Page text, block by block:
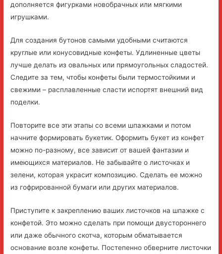
дополняется фигурками новобрачных или мягкими
игрушками.
Для создания бутонов самыми удобными считаются
круглые или конусовидные конфеты. Удлиненные цветы
лучше делать из овальных или прямоугольных сладостей.
Следите за тем, чтобы конфеты были термостойкими и
свежими – расплавленные сласти испортят внешний вид
поделки.
Повторите все эти этапы со всеми шпажками и потом
начните формировать букетик. Оформить букет из конфет
можно по-разному, все зависит от вашей фантазии и
имеющихся материалов. Не забывайте о листочках и
зелени, которая украсит композицию. Сделать ее можно
из гофрированной бумаги или других материалов.
Приступите к закреплению ваших листочков на шпажке с
конфетой. Это можно сделать при помощи двустороннего
или даже обычного скотча, которым обматывается
основание возле конфеты. Постепенно обверните листочки